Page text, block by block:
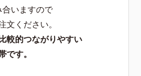
合いますので
文ください。
較的つながりやすい
です。